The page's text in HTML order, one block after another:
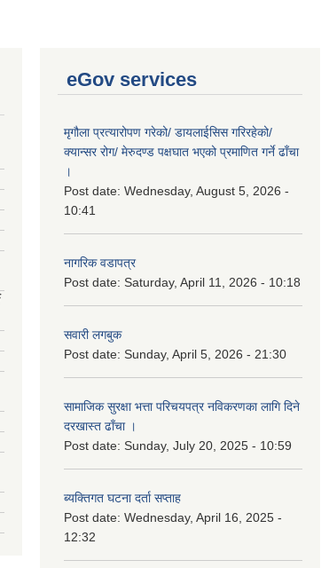
eGov services
मृगौला प्रत्यारोपण गरेको/ डायलाईसिस गरिरहेको/
क्यान्सर रोग/ मेरुदण्ड पक्षघात भएको प्रमाणित गर्ने ढाँचा
।
Post date: Wednesday, August 5, 2026 -
10:41
नागरिक वडापत्र
Post date: Saturday, April 11, 2026 - 10:18
सवारी लगबुक
Post date: Sunday, April 5, 2026 - 21:30
सामाजिक सुरक्षा भत्ता परिचयपत्र नविकरणका लागि दिने
दरखास्त ढाँचा ।
Post date: Sunday, July 20, 2025 - 10:59
ब्यक्तिगत घटना दर्ता सप्ताह
Post date: Wednesday, April 16, 2025 -
12:32